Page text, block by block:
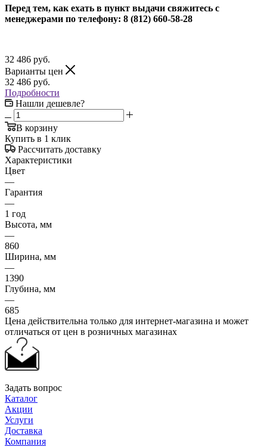
Перед тем, как ехать в пункт выдачи свяжитесь с
менеджерами по телефону: 8 (812) 660-58-28
32 486 руб.
Варианты цен
32 486 руб.
Подробности
Нашли дешевле?
В корзину
Купить в 1 клик
Рассчитать доставку
Характеристики
Цвет
—
Гарантия
—
1 год
Высота, мм
—
860
Ширина, мм
—
1390
Глубина, мм
—
685
Цена действительна только для интернет-магазина и может
отличаться от цен в розничных магазинах
Задать вопрос
Каталог
Акции
Услуги
Доставка
Компания